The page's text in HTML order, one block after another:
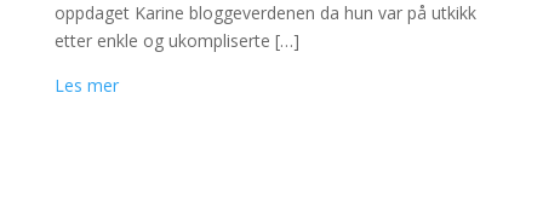
oppdaget Karine bloggeverdenen da hun var på utkikk
etter enkle og ukompliserte […]
Les mer